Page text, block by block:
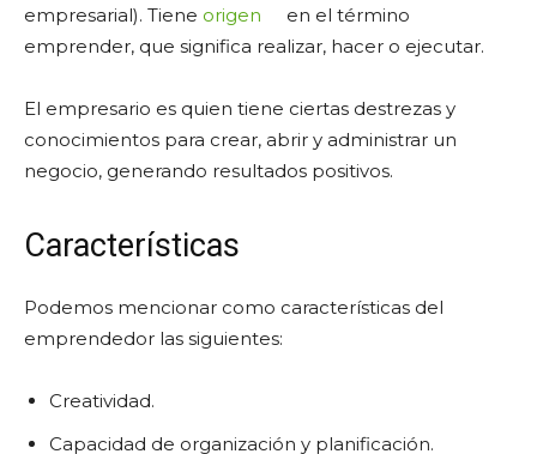
empresarial). Tiene origen
en el término
emprender, que significa realizar, hacer o ejecutar.
El empresario es quien tiene ciertas destrezas y
conocimientos para crear, abrir y administrar un
negocio, generando resultados positivos.
Características
Podemos mencionar como características del
emprendedor las siguientes:
Creatividad.
Capacidad de organización y planificación.